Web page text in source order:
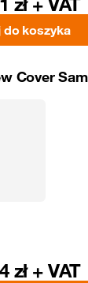
do koszyka
Cover
zł + VAT